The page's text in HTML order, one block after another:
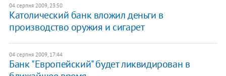
04 серпня 2009, 23:50
Католический банк вложил деньги в
производство оружия и сигарет
04 серпня 2009, 17:44
Банк "Европейский" будет ликвидирован в